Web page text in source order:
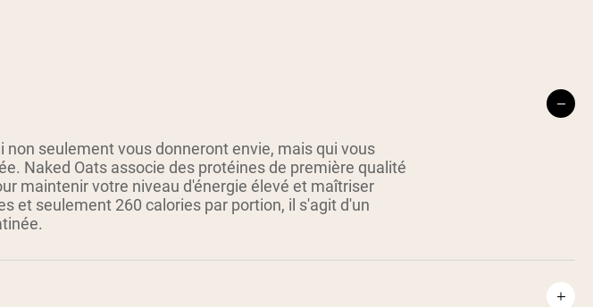
seulement vous donneront envie, mais qui vous
Naked Oats associe des protéines de première qualité
maintenir votre niveau d'énergie élevé et maîtriser
et seulement 260 calories par portion, il s'agit d'un